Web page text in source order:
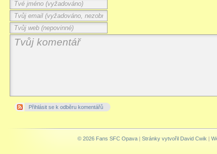
Přihlásit se k odběru komentářů
© 2026 Fans SFC Opava | Stránky vytvořil David Cwik |